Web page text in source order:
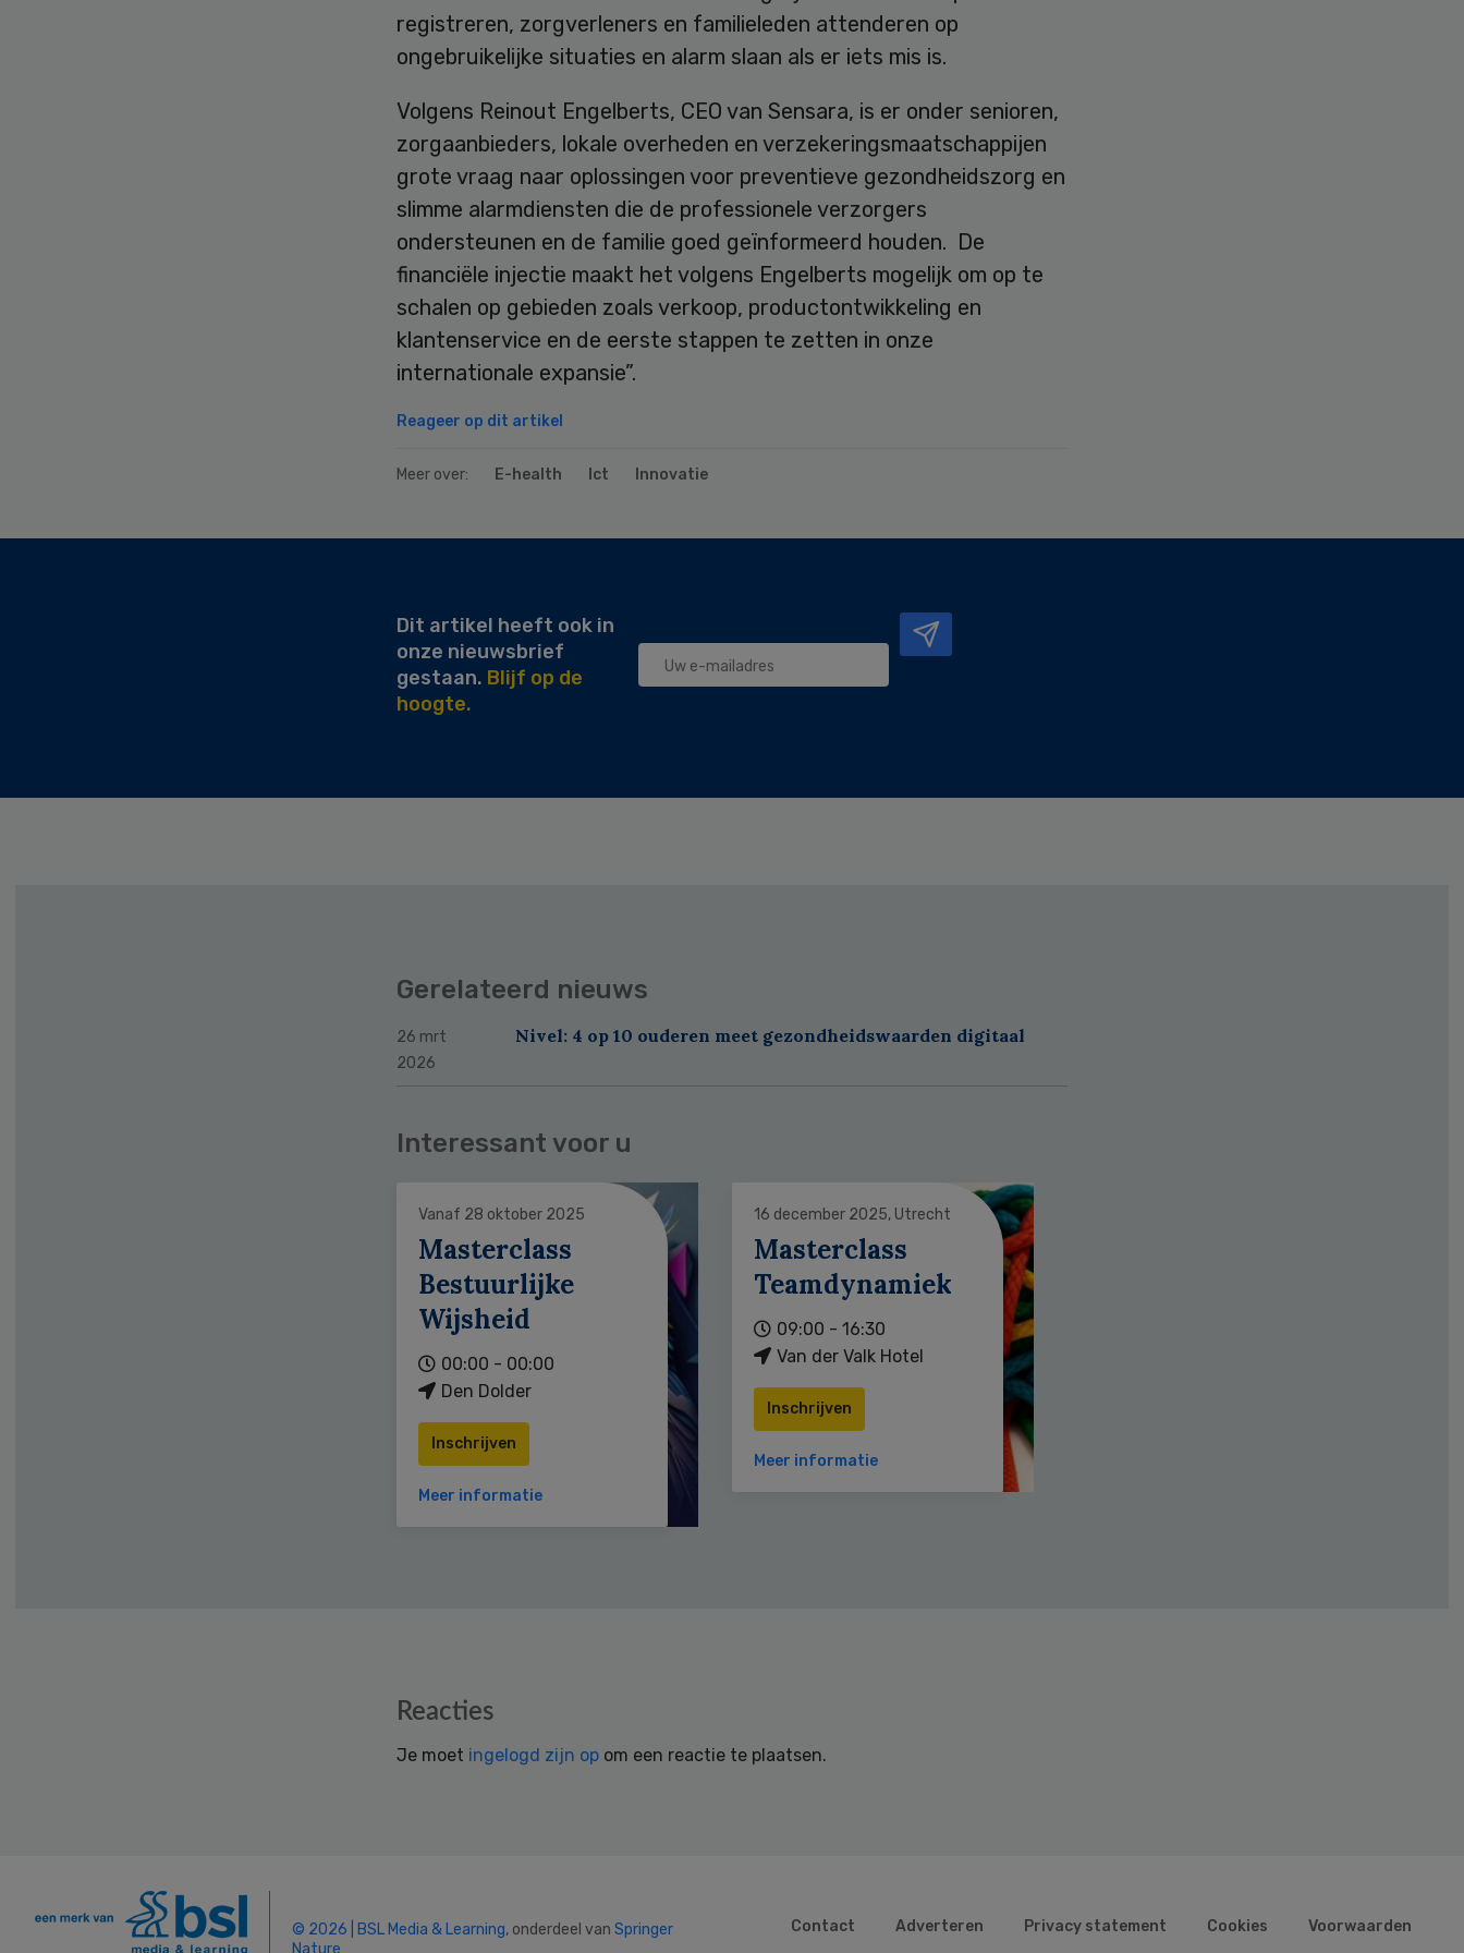
registreren, zorgverleners en familieleden attenderen op
ongebruikelijke situaties en alarm slaan als er iets mis is.
Volgens Reinout Engelberts, CEO van Sensara, is er onder senioren,
zorgaanbieders, lokale overheden en verzekeringsmaatschappijen
grote vraag naar oplossingen voor preventieve gezondheidszorg en
slimme alarmdiensten die de professionele verzorgers
ondersteunen en de familie goed geïnformeerd houden. De
financiële injectie maakt het volgens Engelberts mogelijk om op te
schalen op gebieden zoals verkoop, productontwikkeling en
klantenservice en de eerste stappen te zetten in onze
internationale expansie”.
Reageer op dit artikel
Meer over: E-health Ict Innovatie
Dit artikel heeft ook in
onze nieuwsbrief
gestaan. Blijf op de
hoogte.
Gerelateerd nieuws
26 mrt
2026
Nivel: 4 op 10 ouderen meet gezondheidswaarden digitaal
Interessant voor u
Vanaf 28 oktober 2025
Masterclass
Bestuurlijke
Wijsheid
00:00 - 00:00
Den Dolder
Inschrijven
Meer informatie
16 december 2025, Utrecht
Masterclass
Teamdynamiek
09:00 - 16:30
Van der Valk Hotel
Inschrijven
Meer informatie
Reacties
Je moet ingelogd zijn op om een reactie te plaatsen.
© 2026 | BSL Media & Learning, onderdeel van Springer
Nature
Contact Adverteren Privacy statement Cookies Voorwaarden